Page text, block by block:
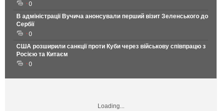
0
В адміністрації Вучича анонсували перший візит Зеленського до
Сербії
0
США розширили санкції проти Куби через військову співпрацю з
Росією та Китаєм
0
Loading...